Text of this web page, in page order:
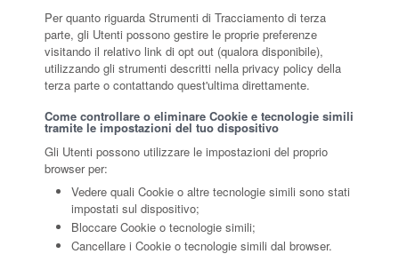
Per quanto riguarda Strumenti di Tracciamento di terza
parte, gli Utenti possono gestire le proprie preferenze
visitando il relativo link di opt out (qualora disponibile),
utilizzando gli strumenti descritti nella privacy policy della
terza parte o contattando quest'ultima direttamente.
Come controllare o eliminare Cookie e tecnologie simili
tramite le impostazioni del tuo dispositivo
Gli Utenti possono utilizzare le impostazioni del proprio
browser per:
Vedere quali Cookie o altre tecnologie simili sono stati
impostati sul dispositivo;
Bloccare Cookie o tecnologie simili;
Cancellare i Cookie o tecnologie simili dal browser.